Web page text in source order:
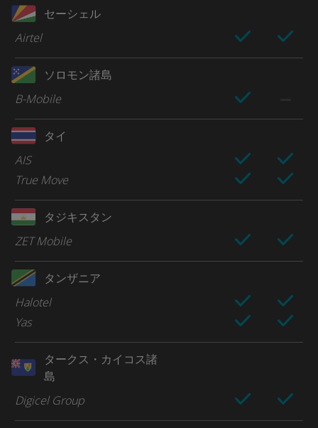
セーシェル
Airtel
ソロモン諸島
B-Mobile
タイ
AIS
True Move
タジキスタン
ZET Mobile
タンザニア
Halotel
Yas
タークス・カイコス諸
島
Digicel Group